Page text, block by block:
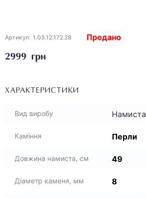
Артикул: 1.03.12.172.28
2999 грн
Продано
ХАРАКТЕРИСТИКИ
Вид виробу Намиста
Каміння Перли
Довжина намиста, см 49
Діаметр каменя, мм 8